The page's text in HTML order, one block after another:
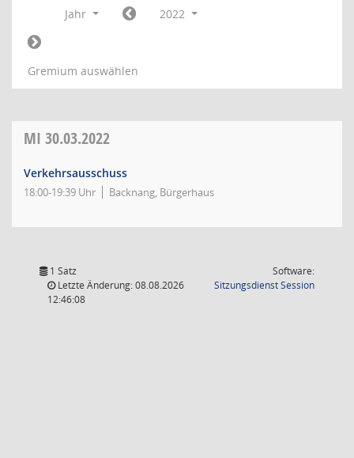
Jahr 2022
Gremium auswählen
MI 30.03.2022
Verkehrsausschuss
18:00-19:39 Uhr Backnang, Bürgerhaus
1 Satz
Letzte Änderung: 08.08.2026
12:46:08
Software:
SitzungsdienstSession(Wird in